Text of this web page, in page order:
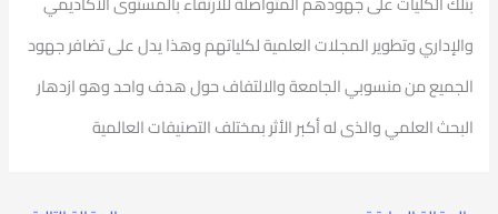
والإداري وتطوير المجلات العلمية لكلياتهم وهذا يدل على تضافر جهود
الجميع من منسوبي الجامعة والالتفاف حول هدف واحد وهو ازدهار
البحث العلمي والذى له أكبر الأثر بمختلف التصنيفات العالمية